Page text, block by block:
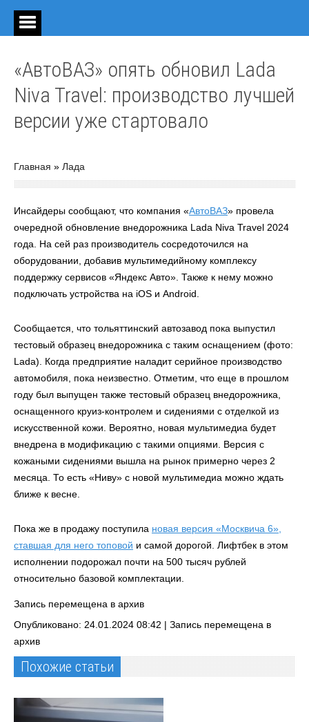
«АвтоВАЗ» опять обновил Lada
Niva Travel: производство лучшей
версии уже стартовало
Главная » Лада
Инсайдеры сообщают, что компания «АвтоВАЗ» провела
очередной обновление внедорожника Lada Niva Travel 2024
года. На сей раз производитель сосредоточился на
оборудовании, добавив мультимедийному комплексу
поддержку сервисов «Яндекс Авто». Также к нему можно
подключать устройства на iOS и Android.
Сообщается, что тольяттинский автозавод пока выпустил
тестовый образец внедорожника с таким оснащением (фото:
Lada). Когда предприятие наладит серийное производство
автомобиля, пока неизвестно. Отметим, что еще в прошлом
году был выпущен также тестовый образец внедорожника,
оснащенного круиз-контролем и сидениями с отделкой из
искусственной кожи. Вероятно, новая мультимедиа будет
внедрена в модификацию с такими опциями. Версия с
кожаными сидениями вышла на рынок примерно через 2
месяца. То есть «Ниву» с новой мультимедиа можно ждать
ближе к весне.
Пока же в продажу поступила новая версия «Москвича 6»,
ставшая для него топовой и самой дорогой. Лифтбек в этом
исполнении подорожал почти на 500 тысяч рублей
относительно базовой комплектации.
Запись перемещена в архив
Опубликовано: 24.01.2024 08:42 | Запись перемещена в
архив
Похожие статьи